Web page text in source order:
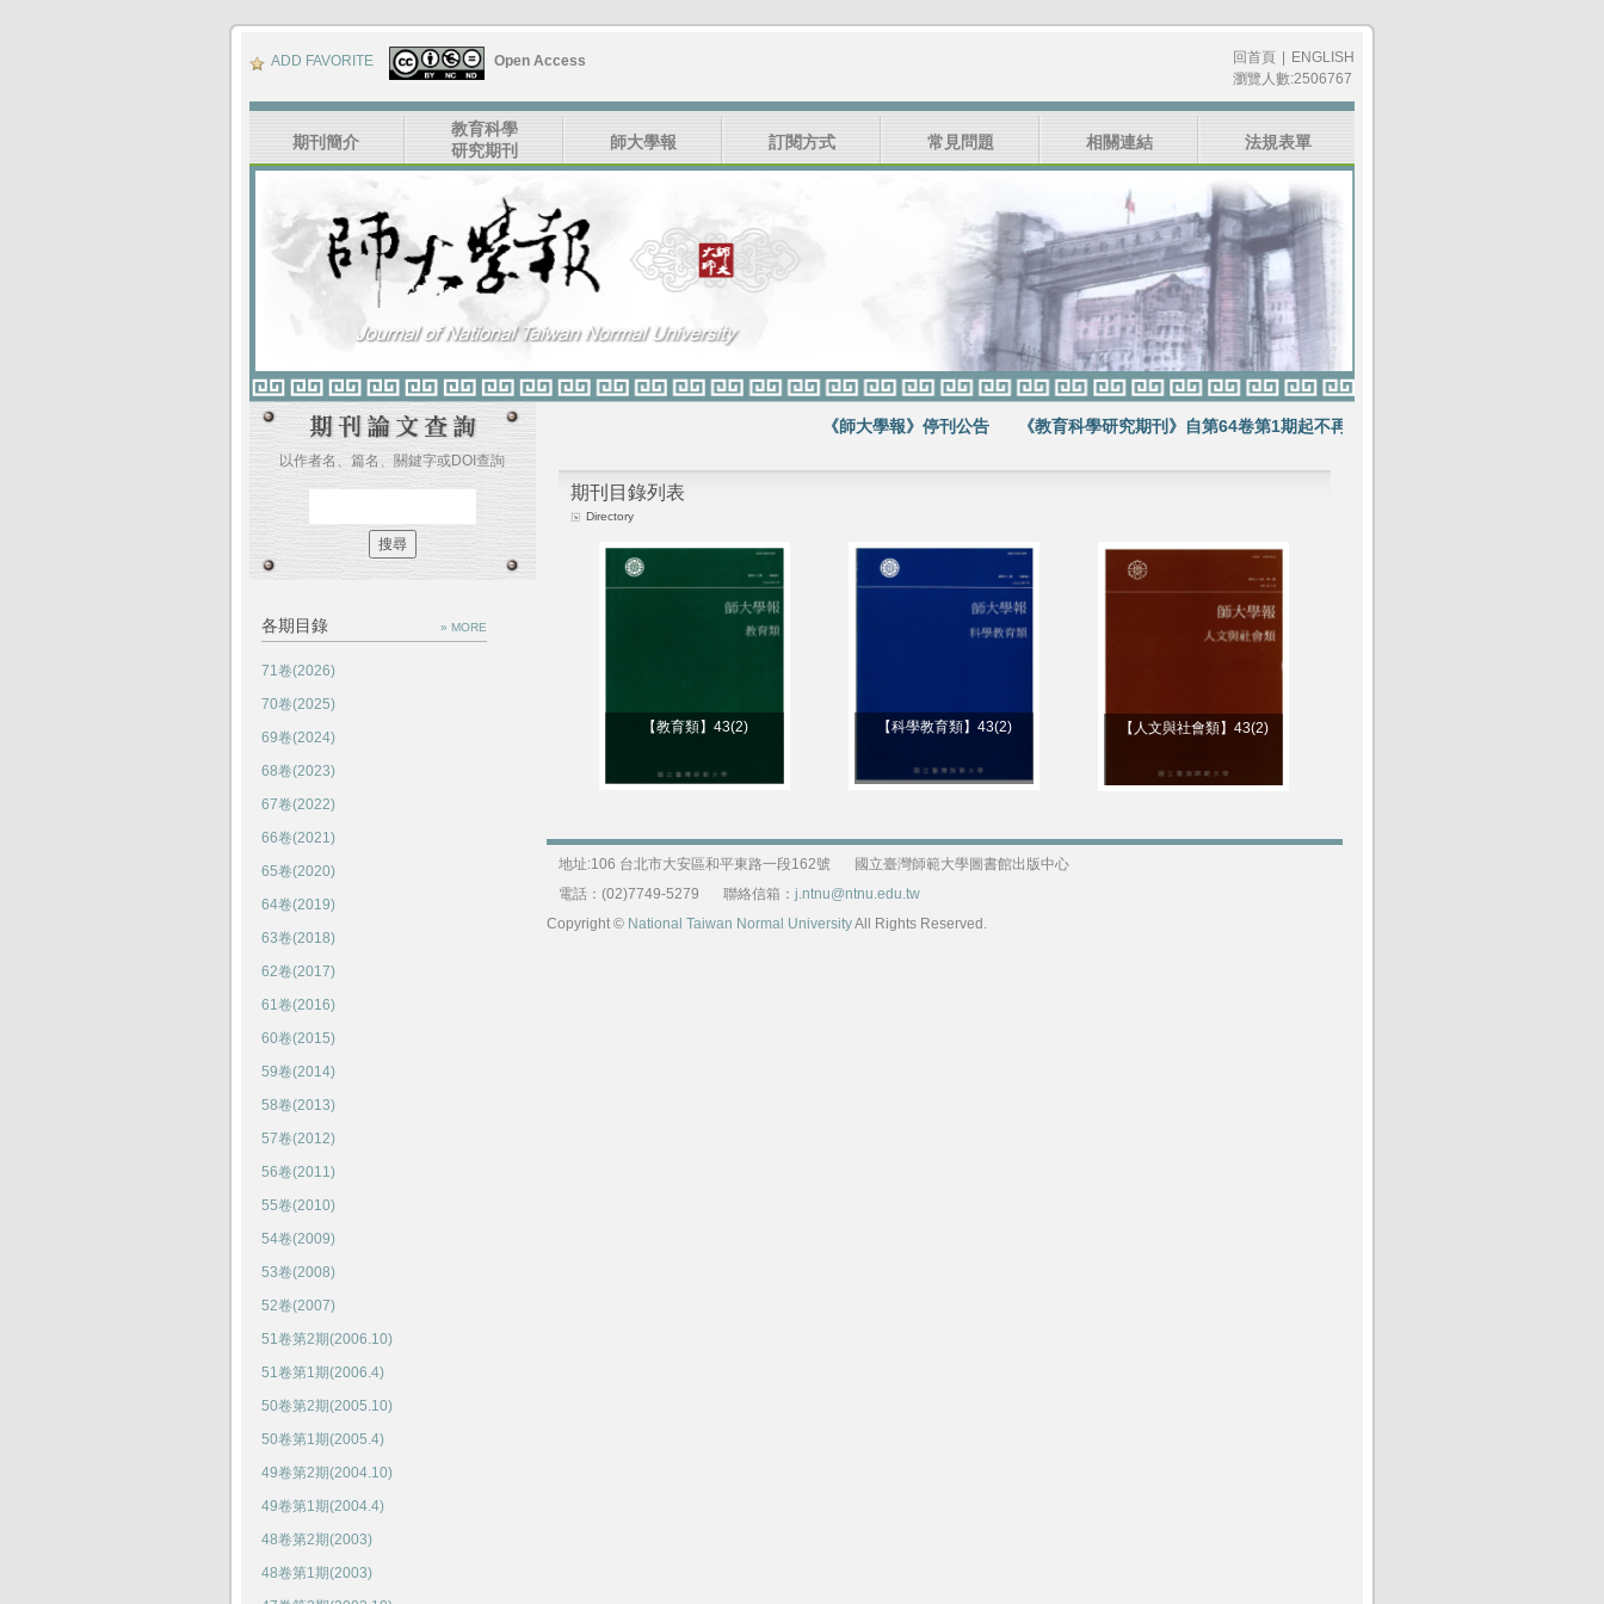
ADD FAVORITE Open Access 回首頁
ENGLISH
瀏覽人數:2506767
期刊簡介
教育科學
研究期刊
師大學報 訂閱方式 常見問題 相關連結 法規表單
以作者名、篇名、關鍵字或DOI查詢
各期目錄 » MORE
71卷(2026)
70卷(2025)
69卷(2024)
68卷(2023)
67卷(2022)
66卷(2021)
65卷(2020)
64卷(2019)
63卷(2018)
62卷(2017)
61卷(2016)
60卷(2015)
59卷(2014)
58卷(2013)
57卷(2012)
56卷(2011)
55卷(2010)
54卷(2009)
53卷(2008)
52卷(2007)
51卷第2期(2006.10)
51卷第1期(2006.4)
50卷第2期(2005.10)
50卷第1期(2005.4)
49卷第2期(2004.10)
49卷第1期(2004.4)
48卷第2期(2003)
48卷第1期(2003)
《師大學報》停刊公告 《教育科學研究期刊》自第64卷第1期起不再出版紙本期刊
期刊目錄列表
Directory
【教育類】43(2) 【科學教育類】43(2) 【人文與社會類】43(2)
地址:106 台北市大安區和平東路一段162號
國立臺灣師範大學圖書館出版中心
電話：(02)7749-5279
聯絡信箱： j.ntnu@ntnu.edu.tw
Copyright © National Taiwan Normal UniversityAll Rights Reserved.